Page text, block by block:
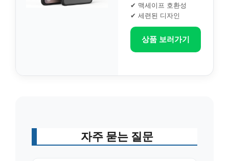
✔ 맥세이프 호환성
✔ 세련된 디자인
상품 보러가기
자주 묻는 질문